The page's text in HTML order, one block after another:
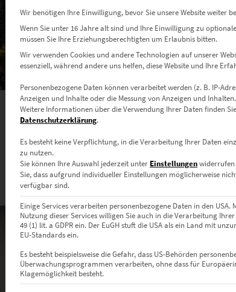
EZ00479 Way
zzgl.
Lieferzeit: ca. 10
Dieses Produkt weist mehrere
Wir benötigen Ihre Einwilligung, bevor Sie unsere Website weiter
Wenn Sie unter 16 Jahre alt sind und Ihre Einwilligung zu
müssen Sie Ihre Erziehungsberechtigten um Erlaubnis bitten.
Wir verwenden Cookies und andere Technologien auf unserer
essenziell, während andere uns helfen, diese Website und Ihre
Personenbezogene Daten können verarbeitet werden (z. B. IP-
Anzeigen und Inhalte oder die Messung von Anzeigen und Inhalten.
Weitere Informationen über die Verwendung Ihrer Daten finden
Datenschutzerklärung.
Es besteht keine Verpflichtung, in die Verarbeitung Ihrer Daten
zu nutzen.
Sie können Ihre Auswahl jederzeit unter Einstellungenwiderrufen
Sie, dass aufgrund individueller Einstellungen möglicherweise
verfügbar sind.
Einige Services verarbeiten personenbezogene Daten in den
Nutzung dieser Services willigen Sie auch in die Verarbeitung
49 (1) lit. a GDPR ein. Der EuGH stuft die USA als ein Land mit
EU-Standards ein.
Es besteht beispielsweise die Gefahr, dass US-Behörden
Überwachungsprogrammen verarbeiten, ohne dass für
Klagemöglichkeit besteht.